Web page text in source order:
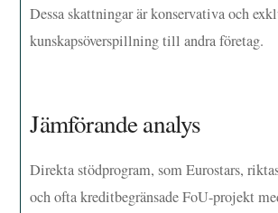
Dessa skattningar är konservativa och
kunskapsöverspillning till andra företag.
Jämförande analys
Direkta stödprogram, som Eurostars,
och ofta kreditbegränsade FoU-projekt